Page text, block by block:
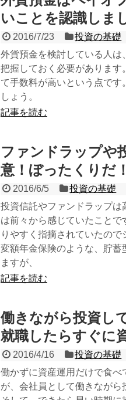
いことを認識しま
2016/7/23
投資の基礎
外貨預金を検討している人は
把握しておく必要があります
て手数料が高いという点で
しょう。
記事を読む
ファンドラップや
意！ぼったくりだ！
2016/6/5
投資の基礎
投資信託やファンドラップ
は前々から感じていたこと
りやすく指摘されていたの
変額年金保険のような、貯蓄
ますが、
記事を読む
働きながら投資し
就職したらすぐに
2016/4/16
投資の基礎
働かずに資産運用だけで食
が、会社員として働きながら